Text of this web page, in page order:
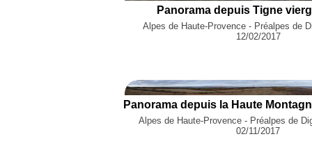
Panorama depuis Tigne
Alpes de Haute-Provence - Préalpes de
12/02/2017
Alpes de Haute-Provence - Préalpes de
02/11/2017